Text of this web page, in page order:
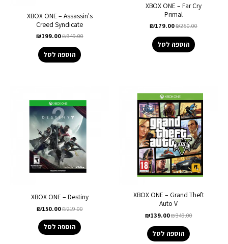
XBOX ONE – Far Cry
Primal
₪250.00
₪179.00
הוספה לסל
XBOX ONE – Assassin's
Creed Syndicate
₪349.00
₪199.00
הוספה לסל
XBOX ONE – Grand Theft
Auto V
₪349.00
₪139.00
הוספה לסל
XBOX ONE – Destiny
₪219.00
₪150.00
הוספה לסל